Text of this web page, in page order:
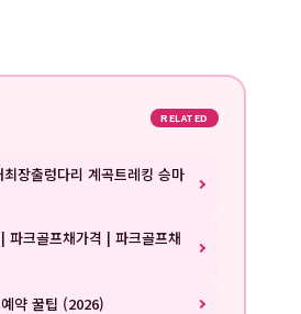
RELATED
장출렁다리 계곡트레킹 승마
파크골프채가격 | 파크골프채
약 꿀팁 (2026)